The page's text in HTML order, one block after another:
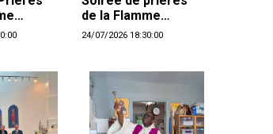
de la Flamme
d'Amour
24/07/2026 18:30:00